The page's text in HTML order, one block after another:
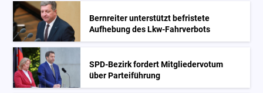
Bernreiter unterstützt befristete
Aufhebung des Lkw-Fahrverbots
SPD-Bezirk fordert Mitgliedervotum
über Parteiführung